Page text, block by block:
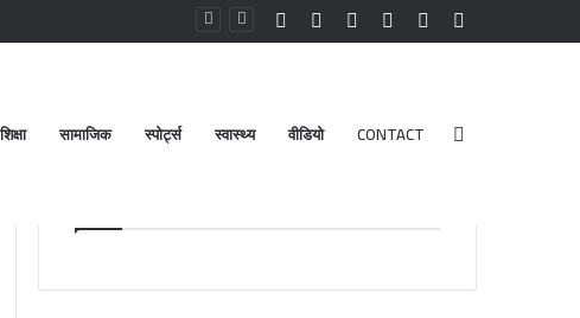
Random
Log
Instagram
YouTube
Facebook
शिक्षा सामाजिक स्पोर्ट्स स्वास्थ्य वीडियो CONTACT